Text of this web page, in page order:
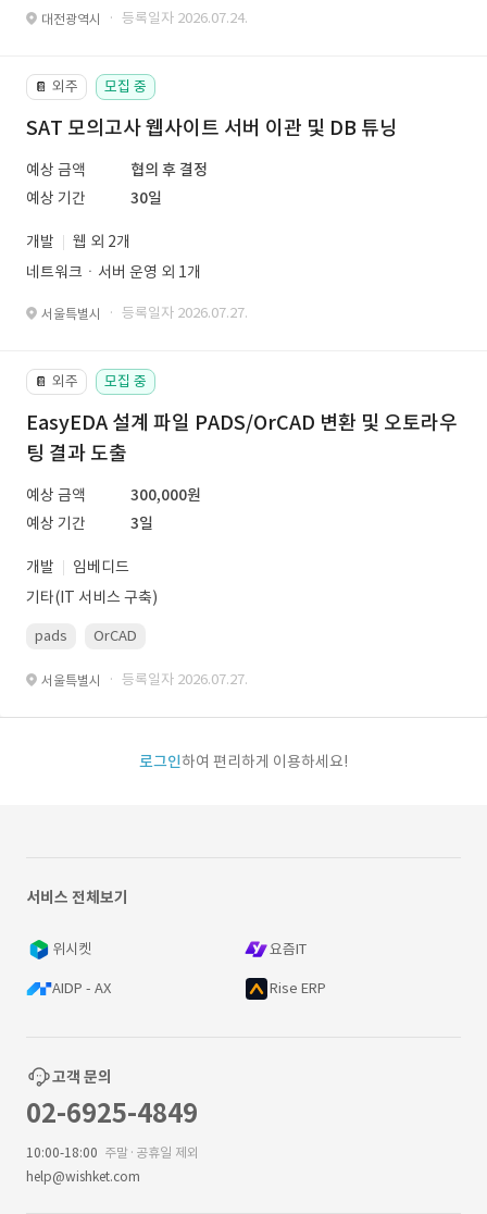
대전광역시 · 등록일자 2026.07.24.
📔 외주 모집 중
SAT 모의고사 웹사이트 서버 이관 및 DB 튜닝
예상 금액
협의 후 결정
예상 기간
30일
개발
웹 외 2개
네트워크ㆍ서버 운영 외 1개
서울특별시 · 등록일자 2026.07.27.
📔 외주 모집 중
EasyEDA 설계 파일 PADS/OrCAD 변환 및 오토라우
팅 결과 도출
예상 금액
300,000원
예상 기간
3일
개발
임베디드
기타(IT 서비스 구축)
pads OrCAD
서울특별시 · 등록일자 2026.07.27.
로그인하여 편리하게 이용하세요!
서비스 전체보기
위시켓 요즘IT
AIDP - AX Rise ERP
고객 문의
02-6925-4849
10:00-18:00 주말·공휴일 제외
help@wishket.com